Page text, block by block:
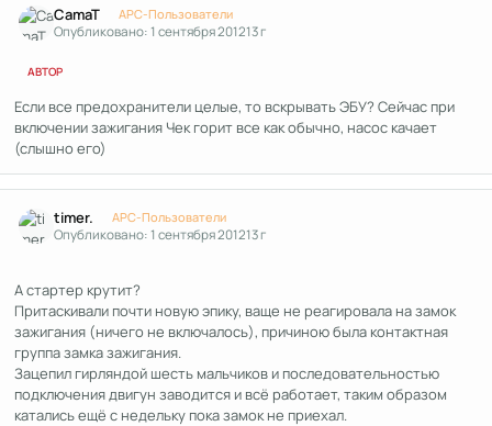
CamaT APC-Пользователи
Опубликовано:1 сентября 201213 г
АВТОР
Если все предохранители целые, то вскрывать ЭБУ? Сейчас при
включении зажигания Чек горит все как обычно, насос качает
(слышно его)
timer. APC-Пользователи
Опубликовано:1 сентября 201213 г
А стартер крутит?
Притаскивали почти новую эпику, ваще не реагировала на замок
зажигания (ничего не включалось), причиною была контактная
группа замка зажигания.
Зацепил гирляндой шесть мальчиков и последовательностью
подключения двигун заводится и всё работает, таким образом
катались ещё с недельку пока замок не приехал.